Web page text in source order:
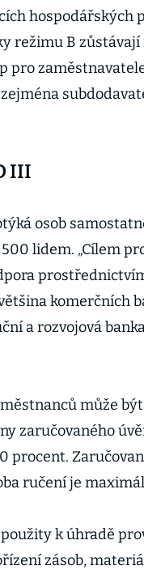
hospodářských
režimu B
pro
III
osob
lidem. „Cílem
komerčních
a rozvojová
může
zaručovaného
procent.
ručení je
k úhradě
zásob,